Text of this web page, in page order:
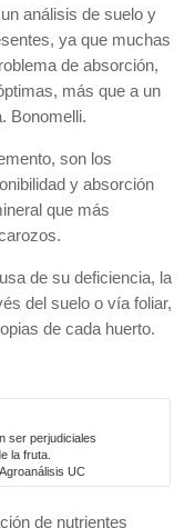
análisis de suelo y
ya que muchas
de absorción,
más que a un
Bonomelli.
son los
y absorción
que más
de su deficiencia, la
del suelo o vía foliar,
de cada huerto.
ser perjudiciales
la fruta.
UC
de nutrientes